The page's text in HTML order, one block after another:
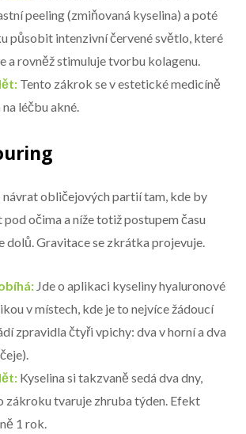
peeling (zmiňovaná kyselina) a poté
působit intenzivní červené světlo, které
a rovněž stimuluje tvorbu kolagenu.
Tento zákrok se v estetické medicíně
léčbu akné.
obličejových partií tam, kde by
očima a níže totiž postupem času
dolů. Gravitace se zkrátka projevuje.
Jde o aplikaci kyseliny hyaluronové
v místech, kde je to nejvíce žádoucí
zpravidla čtyři vpichy: dva v horní a dva
Kyselina si takzvaně sedá dva dny,
zákroku tvaruje zhruba týden. Efekt
1 rok.